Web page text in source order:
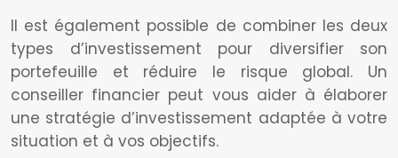
Il est également possible de combiner les deux
types d’investissement pour diversifier son
portefeuille et réduire le risque global. Un
conseiller financier peut vous aider à élaborer
une stratégie d’investissement adaptée à votre
situation et à vos objectifs.